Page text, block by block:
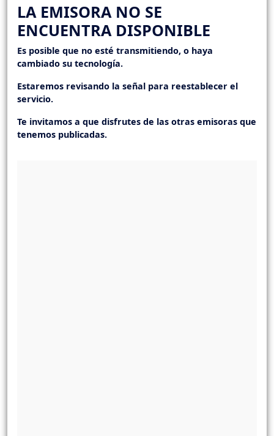
LA EMISORA NO SE
ENCUENTRA DISPONIBLE
Es posible que no esté transmitiendo, o haya
cambiado su tecnología.
Estaremos revisando la señal para reestablecer el
servicio.
Te invitamos a que disfrutes de las otras emisoras que
tenemos publicadas.